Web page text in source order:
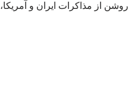
از مذاکرات ایران و آمریکا،